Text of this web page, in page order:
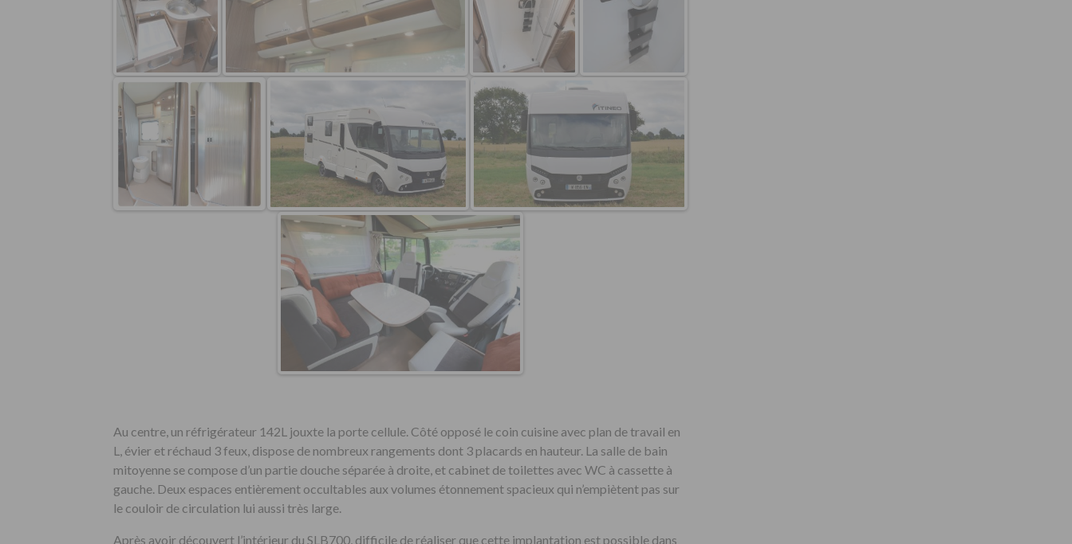
Au centre, un réfrigérateur 142L jouxte la porte cellule. Côté opposé le coin cuisine avec plan de travail en
L, évier et réchaud 3 feux, dispose de nombreux rangements dont 3 placards en hauteur. La salle de bain
mitoyenne se compose d’un partie douche séparée à droite, et cabinet de toilettes avec WC à cassette à
gauche. Deux espaces entièrement occultables aux volumes étonnement spacieux qui n’empiètent pas sur
le couloir de circulation lui aussi très large.
Après avoir découvert l’intérieur du SLB700, difficile de réaliser que cette implantation est possible dans